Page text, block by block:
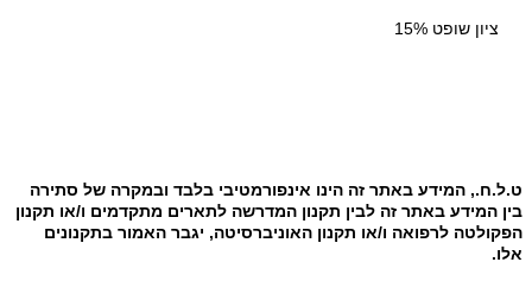
ציון שופט 15%
ט.ל.ח., המידע באתר זה הינו אינפורמטיבי בלבד ובמקרה של סתירה
בין המידע באתר זה לבין תקנון המדרשה לתארים מתקדמים ו/או תקנון
הפקולטה לרפואה ו/או תקנון האוניברסיטה, יגבר האמור בתקנונים
אלו.